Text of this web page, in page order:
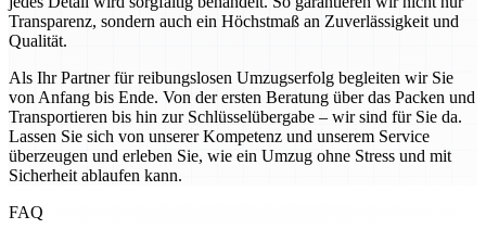
Transparenz, sondern auch ein Höchstmaß an Zuverlässigkeit und
Qualität.
Als Ihr Partner für reibungslosen Umzugserfolg begleiten wir Sie
von Anfang bis Ende. Von der ersten Beratung über das Packen und
Transportieren bis hin zur Schlüsselübergabe – wir sind für Sie da.
Lassen Sie sich von unserer Kompetenz und unserem Service
überzeugen und erleben Sie, wie ein Umzug ohne Stress und mit
Sicherheit ablaufen kann.
FAQ